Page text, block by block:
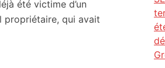
été victime d’un
propriétaire, qui avait